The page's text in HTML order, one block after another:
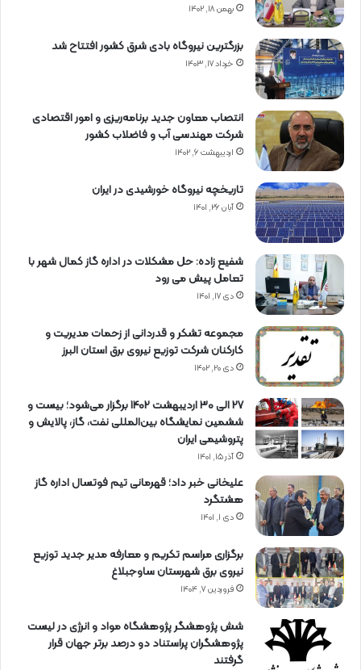
بهمن ۱۸, ۱۴۰۲
بزرگترین نیروگاه بادی شرق کشور افتتاح شد
خرداد ۱۷, ۱۴۰۳
انتصاب معاون جدید برنامه‌ریزی و امور اقتصادی
شرکت مهندسی آب و فاضلاب کشور
اردیبهشت ۶, ۱۴۰۲
تاریخچه نیروگاه خورشیدی در ایران
آبان ۲۶, ۱۴۰۱
شفیع زاده: حل مشکلات در اداره گاز کمال شهر با
تعامل پیش می رود
دی ۱۷, ۱۴۰۱
مجموعه تشکر و قدردانی از زحمات مدیریت و
کارکنان شرکت توزیع نیروی برق استان البرز
دی ۲۰, ۱۴۰۲
27 الی 30 اردیبهشت 1402 برگزار می‌شود؛ بیست و
ششمین نمایشگاه بین‌المللی نفت، گاز، پالایش و
پتروشیمی ایران
آذر ۱۵, ۱۴۰۱
علیخانی خبر داد؛ قهرمانی تیم فوتسال اداره گاز
هشتگرد
دی ۱, ۱۴۰۱
برگزاری مراسم تكریم و معارفه مدیر جدید توزیع
نیروی برق شهرستان ساوجبلاغ
فروردین ۷, ۱۴۰۴
شش پژوهشگر پژوهشگاه مواد و انرژی در لیست
پژوهشگران پراستناد دو درصد برتر جهان قرار
گرفتند